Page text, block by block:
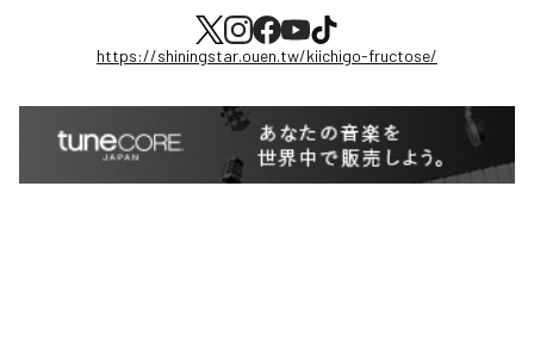
https://shiningstar.ouen.tw/kiichigo-fructose/